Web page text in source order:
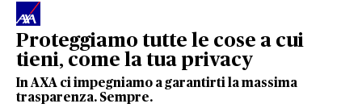
Proteggiamo tutte le cose a cui
tieni, come la tua privacy
In AXA ci impegniamo a garantirti la massima
trasparenza. Sempre.
L'intermediario è soggetto alla vigilanza dell'IVASS -
registro unico degli intermediari